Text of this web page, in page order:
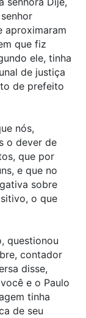
aproximaram
que fiz
ele, tinha
de justiça
de prefeito
nós,
o dever de
que por
e que no
sobre
o que
questionou
contador
disse,
e o Paulo
tinha
de seu